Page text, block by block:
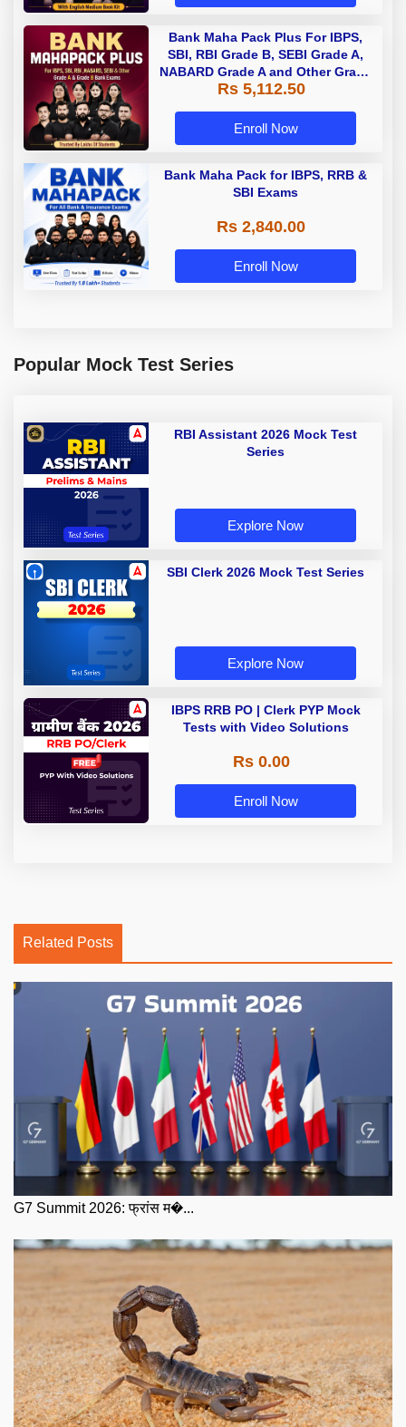
Bank Maha Pack Plus For IBPS,
SBI, RBI Grade B, SEBI Grade A,
NABARD Grade A and Other Grade
A & Grade B Bank Exams
Rs 5,112.50
Enroll Now
Bank Maha Pack for IBPS, RRB &
SBI Exams
Rs 2,840.00
Enroll Now
Popular Mock Test Series
RBI Assistant 2026 Mock Test
Series
Explore Now
SBI Clerk 2026 Mock Test Series
Explore Now
IBPS RRB PO | Clerk PYP Mock
Tests with Video Solutions
Rs 0.00
Enroll Now
Related Posts
G7 Summit 2026: फ्रांस म�...